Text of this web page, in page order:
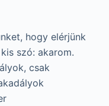
hogy elérjünk
szó: akarom.
csak